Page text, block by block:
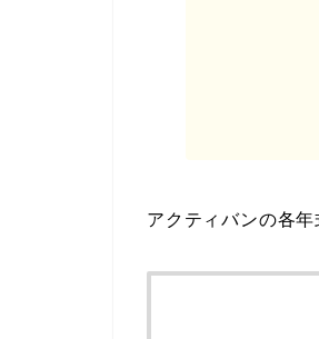
アクティバンの各